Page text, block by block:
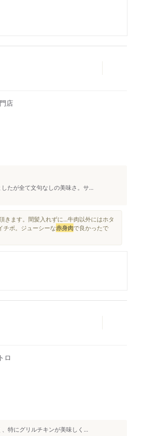
店
たが全て文句なしの美味さ。サ...
きます。間髪入れずに...牛肉以外にはホタ
チボ。ジューシーな赤身肉で良かったで
ロ
特にグリルチキンが美味しく...